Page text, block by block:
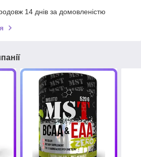
14 днів за домовленістю